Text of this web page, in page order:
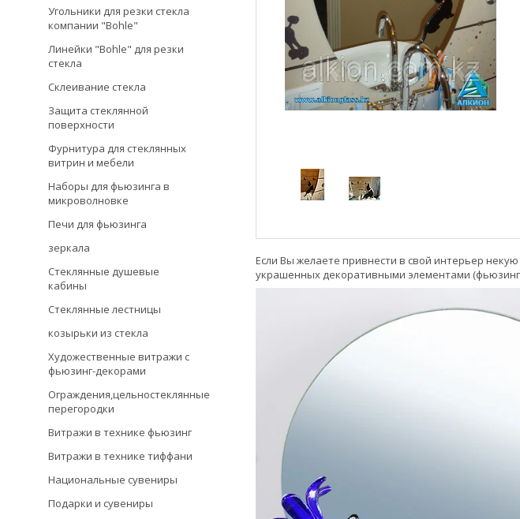
Если Вы желаете привнести в свой интерьер
украшенных декоративными элементами
Угольники для резки стекла
компании "Bohle"
Линейки "Bohle" для резки
стекла
Склеивание стекла
Защита стеклянной
поверхности
Фурнитура для стеклянных
витрин и мебели
Наборы для фьюзинга в
микроволновке
Печи для фьюзинга
зеркала
Стеклянные душевые
кабины
Стеклянные лестницы
козырьки из стекла
Художественные витражи с
фьюзинг-декорами
Ограждения,цельностеклянные
перегородки
Витражи в технике фьюзинг
Витражи в технике тиффани
Национальные сувениры
Подарки и сувениры